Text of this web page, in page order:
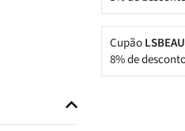
Cupão
8% de